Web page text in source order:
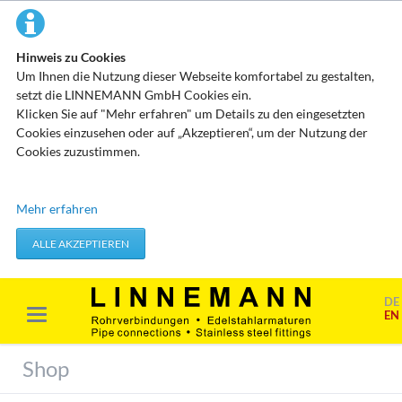
Hinweis zu Cookies
Um Ihnen die Nutzung dieser Webseite komfortabel zu gestalten,
setzt die LINNEMANN GmbH Cookies ein.
Klicken Sie auf "Mehr erfahren" um Details zu den eingesetzten
Cookies einzusehen oder auf „Akzeptieren“, um der Nutzung der
Cookies zuzustimmen.
Technisch erforderliche Cookies
werden verwendet um von Ihnen getätigte Aktionen, wie etwa das
Festlegen Ihrer Datenschutzeinstellungen zu übernehmen.
Erforderliche Cookies akzeptieren
Marketing & Analyse
ausgewertet werden. Das geschieht vor allem mit Cookies und mit
sogenannten Analyseprogrammen. Die Analyse Ihres Surf-
Mehr erfahren
ALLE AKZEPTIEREN
DE
EN
Shop